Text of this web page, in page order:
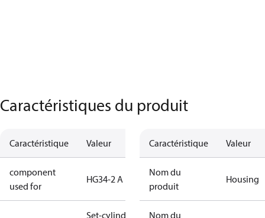
Caractéristiques du produit
Caractéristique Valeur
component
used for
HG34-2 A
Set-cylinder
Caractéristique Valeur
Nom du
produit
Housing
Nom du